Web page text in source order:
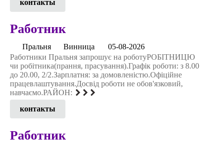
контакты
Работник
Пральня Винница
05-08-2026
Работники Пральня запрошує на роботуРОБІТНИЦЮ
чи робітника(прання, прасування).Графік роботи: з 8.00
до 20.00, 2/2.Зарплатня: за домовленістю.Офіційне
працевлаштування.Досвід роботи не обов'язковий,
навчаємо.РАЙОН:
контакты
Работник